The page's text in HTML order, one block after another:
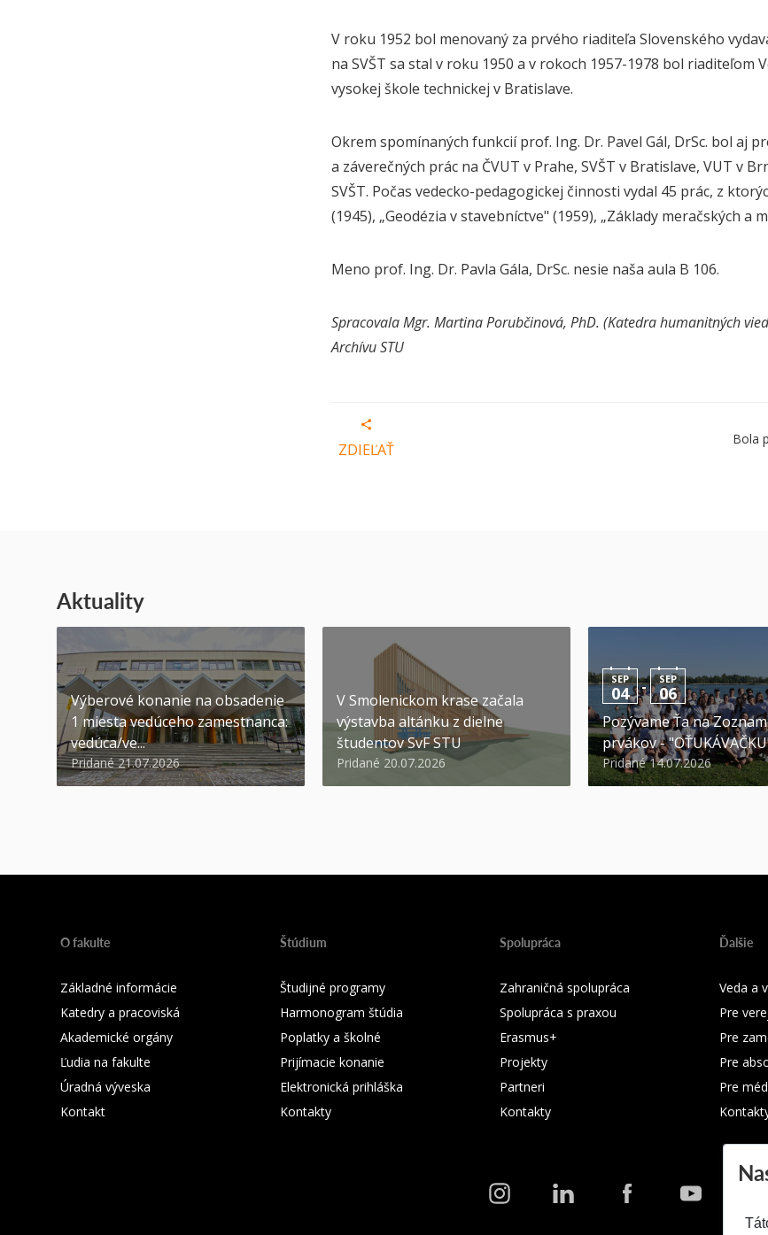
V roku 1952 bol menovaný za prvého riaditeľa Slovenského
na SVŠT sa stal v roku 1950 a v rokoch 1957-1978 bol
vysokej škole technickej v Bratislave.
Okrem spomínaných funkcií prof. Ing. Dr. Pavel Gál, DrSc. bol aj
a záverečných prác na ČVUT v Prahe, SVŠT v Bratislave, VUT v
SVŠT. Počas vedecko-pedagogickej činnosti vydal 45 prác, z
(1945), „Geodézia v stavebníctve" (1959), „Základy meračských a
Meno prof. Ing. Dr. Pavla Gála, DrSc. nesie naša aula B 106.
Spracovala Mgr. Martina Porubčinová, PhD. (Katedra humanitných
Archívu STU
ZDIEĽAŤ
Bola
Aktuality
Výberové konanie na obsadenie
1 miesta vedúceho zamestnanca:
vedúca/ve...
Pridané 21.07.2026
V Smolenickom krase začala
výstavba altánku z dielne
študentov SvF STU
Pridané 20.07.2026
SEP
04 - SEP
06
Pozývame Ťa na
prvákov -
Pridané 14.07.2026
O fakulte
Základné informácie
Katedry a pracoviská
Akademické orgány
Ľudia na fakulte
Úradná výveska
Kontakt
Štúdium
Študijné programy
Harmonogram štúdia
Poplatky a školné
Prijímacie konanie
Elektronická prihláška
Kontakty
Spolupráca
Zahraničná spolupráca
Spolupráca s praxou
Erasmus+
Projekty
Partneri
Kontakty
Ďalšie
Veda a
Pre
Pre
Pre
Pre